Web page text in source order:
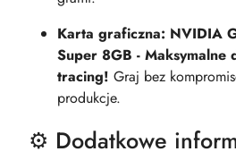
Karta graficzna: NVIDIA
Super 8GB - Maksymalne
tracing! Graj bez
produkcje.
⚙️ Dodatkowe